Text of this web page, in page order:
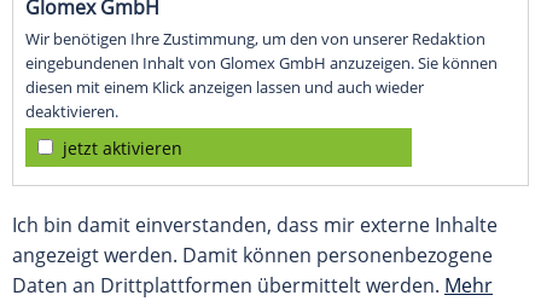
Glomex GmbH
Wir benötigen Ihre Zustimmung, um den von unserer Redaktion
eingebundenen Inhalt von Glomex GmbH anzuzeigen. Sie können
diesen mit einem Klick anzeigen lassen und auch wieder
deaktivieren.
jetzt aktivieren
Ich bin damit einverstanden, dass mir externe Inhalte
angezeigt werden. Damit können personenbezogene
Daten an Drittplattformen übermittelt werden. Mehr